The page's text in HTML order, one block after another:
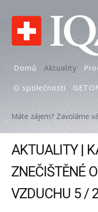
Domů Aktuality
O společnosti
Máte zájem? Zavoláme
AKTUALITY |
ZNEČIŠTĚNÉ
VZDUCHU 5 /